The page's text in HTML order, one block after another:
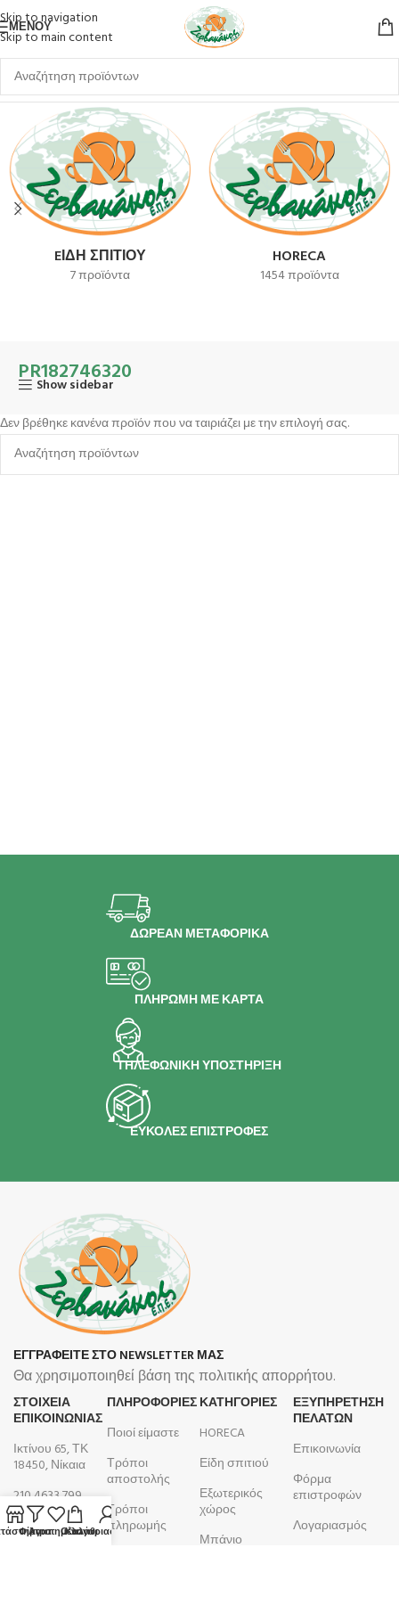
Skip to navigation
Skip to main content
ΜΕΝΟΎ
Αρχική σελίδα Προϊόν SKU PR182746320
EΊΔΗ ΣΠΙΤΙΟΎ
7 προϊόντα
HORECA
1454 προϊόντα
PR182746320
Show sidebar
Δεν βρέθηκε κανένα προϊόν που να ταιριάζει με την επιλογή σας.
ΔΩΡΕΑΝ ΜΕΤΑΦΟΡΙΚΑ
ΠΛΗΡΩΜΗ ΜΕ ΚΑΡΤΑ
ΤΗΛΕΦΩΝΙΚΗ ΥΠΟΣΤΗΡΙΞΗ
ΕΥΚΟΛΕΣ ΕΠΙΣΤΡΟΦΕΣ
ΕΓΓΡΑΦΕΙΤΕ ΣΤΟ NEWSLETTER ΜΑΣ
Θα χρησιμοποιηθεί βάση της πολιτικής απορρήτου.
ΣΤΟΙΧΕΙΑ
ΕΠΙΚΟΙΝΩΝΙΑΣ
Ικτίνου 65, ΤΚ
18450, Νίκαια
210 4633 799
Δευτέρα -
Παρασκευή
ΠΛΗΡΟΦΟΡΊΕΣ
Ποιοί είμαστε
Τρόποι
αποστολής
Τρόποι
πληρωμής
ΚΑΤΗΓΟΡΙΕΣ
HORECA
Είδη σπιτιού
Εξωτερικός
χώρος
Μπάνιο
ΕΞΥΠΗΡΕΤΗΣΗ
ΠΕΛΑΤΩΝ
Επικοινωνία
Φόρμα
επιστροφών
Λογαριασμός
Φίλτρα
ΑγαπημέναΚαλάθι
Ο λογαριασμός μου